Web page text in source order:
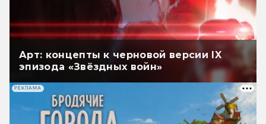
Арт: концепты к черновой версии IX
эпизода «Звёздных войн»
РЕКЛАМА